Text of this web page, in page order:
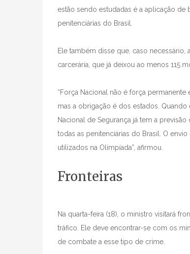
estão sendo estudadas é a aplicação
penitenciárias do Brasil.
Ele também disse que, caso
carcerária, que já deixou ao menos 115
“Força Nacional não é força
mas a obrigação é dos estados.
Nacional de Segurança já tem a
todas as penitenciárias do Brasil. O
utilizados na Olimpíada”, afirmou.
Fronteiras
Na quarta-feira (18), o ministro visitará
tráfico. Ele deve encontrar-se com os
de combate a esse tipo de crime.